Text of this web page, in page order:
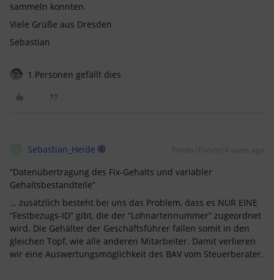
sammeln konnten.
Viele Grüße aus Dresden
Sebastian
1 Personen gefällt dies
Sebastian_Heide Forum|Forum|4 years ago
“Datenübertragung des Fix-Gehalts und variabler
Gehaltsbestandteile”
… zusätzlich besteht bei uns das Problem, dass es NUR EINE
“Festbezugs-ID” gibt, die der “Lohnartennummer” zugeordnet
wird. Die Gehälter der Geschäftsführer fallen somit in den
gleichen Topf, wie alle anderen Mitarbeiter. Damit verlieren
wir eine Auswertungsmöglichkeit des BAV vom Steuerberater.